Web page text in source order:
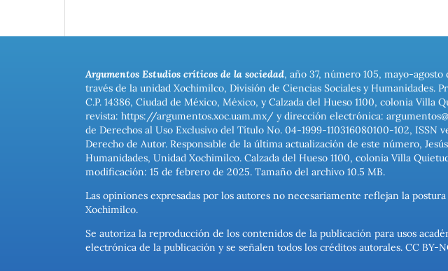
Argumentos Estudios críticos de la sociedad, año 37, número 105, mayo-
través de la unidad Xochimilco, División de Ciencias Sociales y Humanidades.
C.P. 14386, Ciudad de México, México, y Calzada del Hueso 1100, colonia
revista: https://argumentos.xoc.uam.mx/ y dirección electrónica:
de Derechos al Uso Exclusivo del Título No. 04-1999-110316080100-102,
Derecho de Autor. Responsable de la última actualización de este número,
Humanidades, Unidad Xochimilco. Calzada del Hueso 1100, colonia Villa
modificación: 15 de febrero de 2025. Tamaño del archivo 10.5 MB.
Las opiniones expresadas por los autores no necesariamente reflejan la
Xochimilco.
Se autoriza la reproducción de los contenidos de la publicación para usos
electrónica de la publicación y se señalen todos los créditos autorales. CC BY-